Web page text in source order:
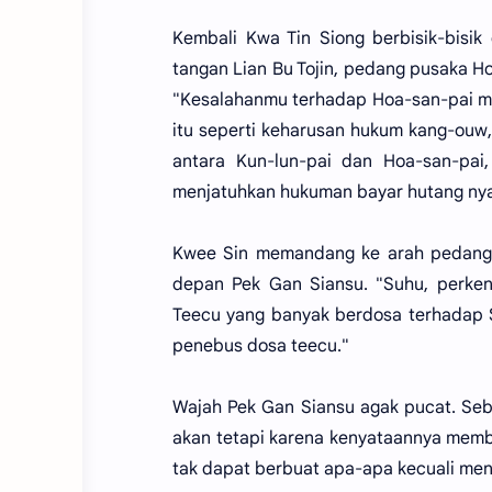
Kembali Kwa Tin Siong berbisik-
tangan Lian Bu Tojin, pedang pusaka
"Kesalahanmu terhadap Hoa-san-pai
itu seperti keharusan hukum kang-
antara Kun-lun-pai dan Hoa-san-
menjatuhkan hukuman bayar hutang
Kwee Sin memandang ke arah
depan Pek Gan Siansu. "Suhu,
Teecu yang banyak berdosa terhadap
penebus dosa teecu."
Wajah Pek Gan Siansu agak pucat.
akan tetapi karena kenyataannya
tak dapat berbuat apa-apa kecuali